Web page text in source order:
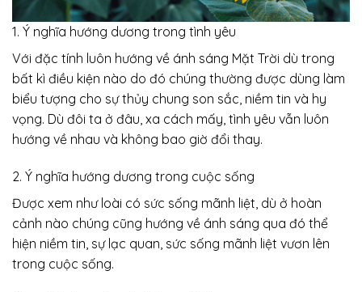
1. Ý nghĩa hướng dương trong tình yêu
Với đặc tính luôn hướng về ánh sáng Mặt Trời dù trong
bất kì điều kiện nào do đó chúng thường được dùng làm
biểu tượng cho sự thủy chung son sắc, niềm tin và hy
vọng. Dù đôi ta ở đâu, xa cách mấy, tình yêu vẫn luôn
hướng về nhau và không bao giờ đổi thay.
2. Ý nghĩa hướng dương trong cuộc sống
Được xem như loài có sức sống mãnh liệt, dù ở hoàn
cảnh nào chúng cũng hướng về ánh sáng qua đó thể
hiện niềm tin, sự lạc quan, sức sống mãnh liệt vươn lên
trong cuộc sống.